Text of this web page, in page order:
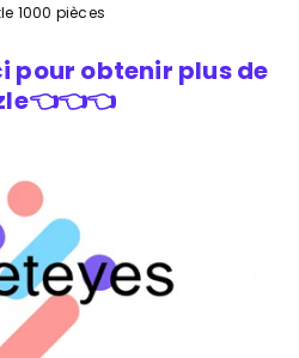
1000 pièces
pour obtenir plus de